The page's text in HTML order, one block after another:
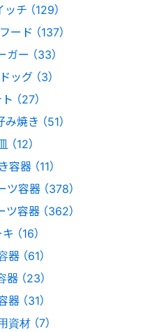
チ （129）
ード （137）
ー （33）
ッグ （3）
（27）
焼き （51）
（12）
器 （11）
ツ容器 （378）
ツ容器 （362）
（16）
（61）
（23）
（31）
資材 （7）